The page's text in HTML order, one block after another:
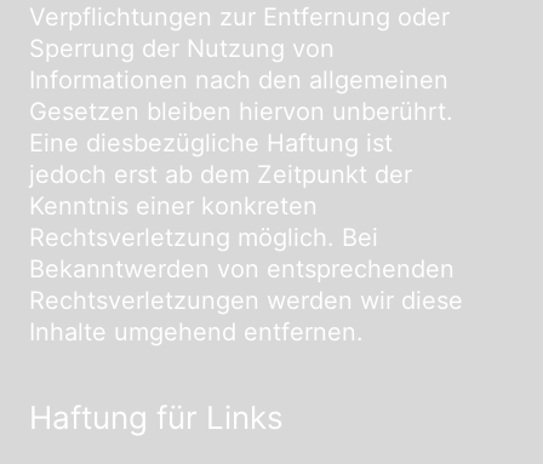
Verpflichtungen zur Entfernung oder
Sperrung der Nutzung von
Informationen nach den allgemeinen
Gesetzen bleiben hiervon unberührt.
Eine diesbezügliche Haftung ist
jedoch erst ab dem Zeitpunkt der
Kenntnis einer konkreten
Rechtsverletzung möglich. Bei
Bekanntwerden von entsprechenden
Rechtsverletzungen werden wir diese
Inhalte umgehend entfernen.
Haftung für Links